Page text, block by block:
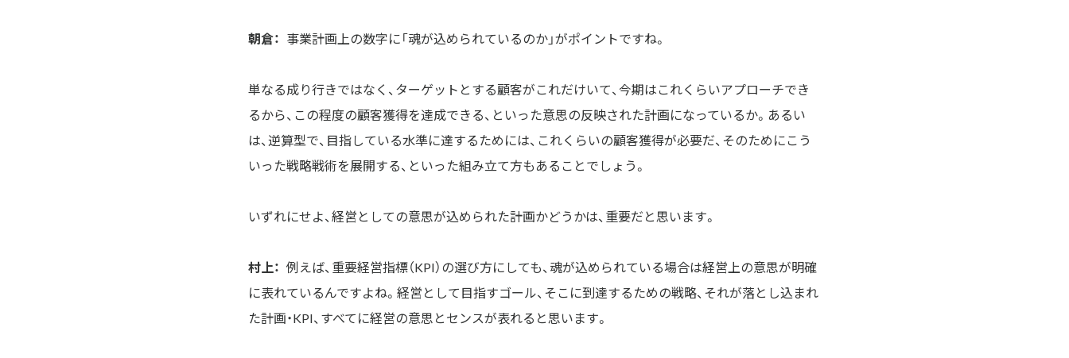
朝倉： 事業計画上の数字に「魂が込められているのか」がポイントですね。
単なる成り行きではなく、ターゲットとする顧客がこれだけいて、今期はこれくらいアプローチでき
るから、この程度の顧客獲得を達成できる、といった意思の反映された計画になっているか。あるい
は、逆算型で、目指している水準に達するためには、これくらいの顧客獲得が必要だ、そのためにこう
いった戦略戦術を展開する、といった組み立て方もあることでしょう。
いずれにせよ、経営としての意思が込められた計画かどうかは、重要だと思います。
村上： 例えば、重要経営指標（KPI）の選び方にしても、魂が込められている場合は経営上の意思が明確
に表れているんですよね。経営として目指すゴール、そこに到達するための戦略、それが落とし込まれ
た計画・KPI、すべてに経営の意思とセンスが表れると思います。